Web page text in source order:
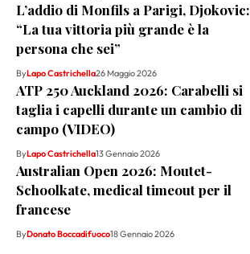
L’addio di Monfils a Parigi, Djokovic:
“La tua vittoria più grande è la
persona che sei”
ByLapo Castrichella26 Maggio 2026
ATP 250 Auckland 2026: Carabelli si
taglia i capelli durante un cambio di
campo (VIDEO)
ByLapo Castrichella13 Gennaio 2026
Australian Open 2026: Moutet-
Schoolkate, medical timeout per il
francese
ByDonato Boccadifuoco18 Gennaio 2026